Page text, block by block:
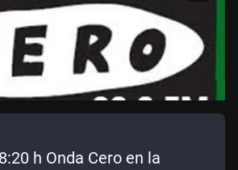
h Onda Cero en la